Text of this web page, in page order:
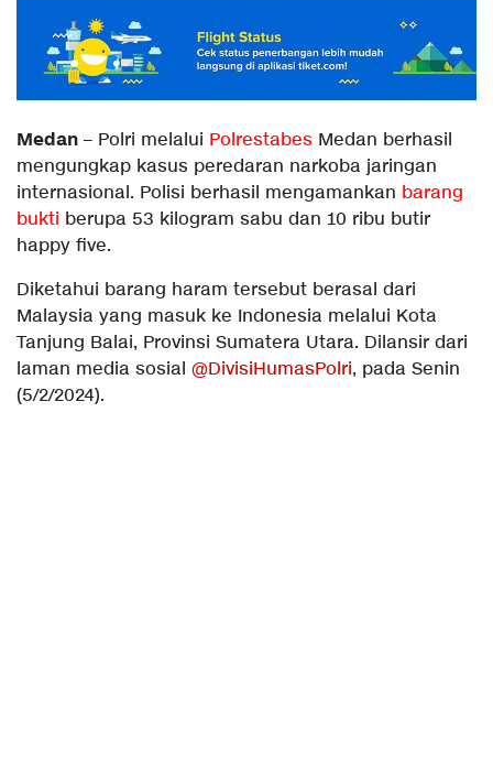
Medan – Polri melalui Polrestabes Medan berhasil
mengungkap kasus peredaran narkoba jaringan
internasional. Polisi berhasil mengamankan barang
bukti berupa 53 kilogram sabu dan 10 ribu butir
happy five.
Diketahui barang haram tersebut berasal dari
Malaysia yang masuk ke Indonesia melalui Kota
Tanjung Balai, Provinsi Sumatera Utara. Dilansir dari
laman media sosial @DivisiHumasPolri, pada Senin
(5/2/2024).